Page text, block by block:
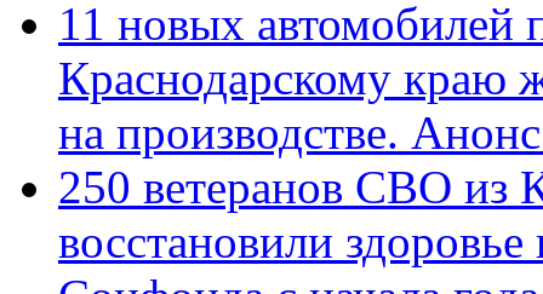
11 новых автомобилей
Краснодарскому краю
на производстве.
250 ветеранов СВО из
восстановили